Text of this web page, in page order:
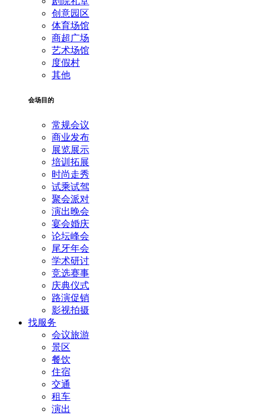
创意园区
体育场馆
商超广场
艺术场馆
度假村
其他
会场目的
常规会议
商业发布
展览展示
培训拓展
时尚走秀
试乘试驾
聚会派对
演出晚会
宴会婚庆
论坛峰会
尾牙年会
学术研讨
竞选赛事
庆典仪式
路演促销
影视拍摄
找服务
会议旅游
景区
餐饮
住宿
交通
租车
演出